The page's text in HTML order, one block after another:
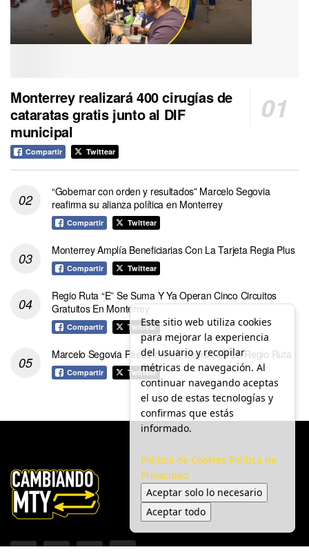
Monterrey realizará 400 cirugías de
cataratas gratis junto al DIF
municipal
Compartir Twittear
“Gobernar con orden y resultados” Marcelo Segovia
reafirma su alianza política en Monterrey
Compartir Twittear
Monterrey Amplía Beneficiarias Con La Tarjeta Regia Plus
Compartir Twittear
Regio Ruta “E” Se Suma Y Ya Operan Cinco Circuitos
Gratuitos En Monterrey
Compartir Twittear
Marcelo Segovia Páez Anuncia Logros De La Regio Ruta
Compartir Twittear
Este sitio web utiliza cookies
para mejorar la experiencia
del usuario y recopilar
métricas de navegación. Al
continuar navegando aceptas
el uso de estas tecnologías y
confirmas que estás
informado.
Política de Cookies Política de
Privacidad
Aceptar solo lo necesario
Aceptar todo